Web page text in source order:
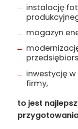
instalację
magazyn
inwestycję
firmy,
to jest